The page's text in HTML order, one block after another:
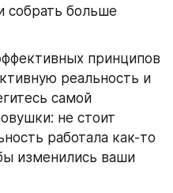
собрать больше
принципов
реальность и
самой
не стоит
работала как-то
изменились ваши